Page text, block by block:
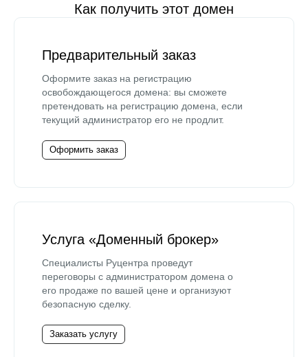
Как получить этот домен
Предварительный заказ
Оформите заказ на регистрацию
освобождающегося домена: вы сможете
претендовать на регистрацию домена, если
текущий администратор его не продлит.
Оформить заказ
Услуга «Доменный брокер»
Специалисты Руцентра проведут
переговоры с администратором домена о
его продаже по вашей цене и организуют
безопасную сделку.
Заказать услугу